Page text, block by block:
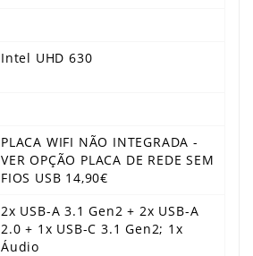
Intel UHD 630
PLACA WIFI NÃO INTEGRADA -
VER OPÇÃO PLACA DE REDE SEM
FIOS USB 14,90€
2x USB-A 3.1 Gen2 + 2x USB-A
2.0 + 1x USB-C 3.1 Gen2; 1x
Áudio